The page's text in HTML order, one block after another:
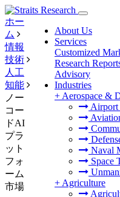
About Us
Services
Customized
Research
Advisory
Industries
+ Aerospace &
Airport
Naval
Space
+ Agriculture
ホー
ム
情報
技術
人工
知能
ノー
コー
ドAI
プラ
ット
フォ
ーム
市場